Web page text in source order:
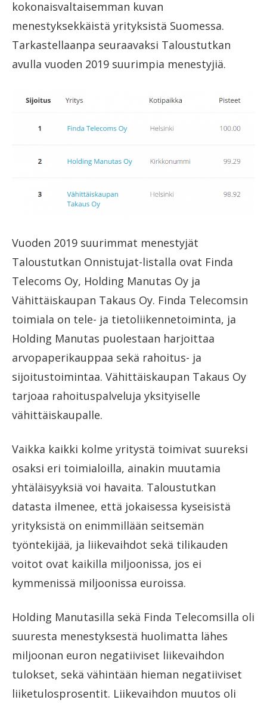
kokonaisvaltaisemman kuvan
menestyksekkäistä yrityksistä Suomessa.
Tarkastellaanpa seuraavaksi Taloustutkan
avulla vuoden 2019 suurimpia menestyjiä.
Vuoden 2019 suurimmat menestyjät
Taloustutkan Onnistujat-listalla ovat Finda
Telecoms Oy, Holding Manutas Oy ja
Vähittäiskaupan Takaus Oy. Finda Telecomsin
toimiala on tele- ja tietoliikennetoiminta, ja
Holding Manutas puolestaan harjoittaa
arvopaperikauppaa sekä rahoitus- ja
sijoitustoimintaa. Vähittäiskaupan Takaus Oy
tarjoaa rahoituspalveluja yksityiselle
vähittäiskaupalle.
Vaikka kaikki kolme yritystä toimivat suureksi
osaksi eri toimialoilla, ainakin muutamia
yhtäläisyyksiä voi havaita. Taloustutkan
datasta ilmenee, että jokaisessa kyseisistä
yrityksistä on enimmillään seitsemän
työntekijää, ja liikevaihdot sekä tilikauden
voitot ovat kaikilla miljoonissa, jos ei
kymmenissä miljoonissa euroissa.
Holding Manutasilla sekä Finda Telecomsilla oli
suuresta menestyksestä huolimatta lähes
miljoonan euron negatiiviset liikevaihdon
tulokset, sekä vähintään hieman negatiiviset
liiketulosprosentit. Liikevaihdon muutos oli